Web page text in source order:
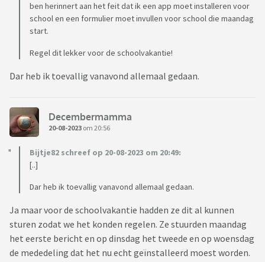
ben herinnert aan het feit dat ik een app moet installeren voor
school en een formulier moet invullen voor school die maandag
start.
Regel dit lekker voor de schoolvakantie!
Dar heb ik toevallig vanavond allemaal gedaan.
Decembermamma
20-08-2023 om 20:56
Bijtje82 schreef op 20-08-2023 om 20:49:
[..]
Dar heb ik toevallig vanavond allemaal gedaan.
Ja maar voor de schoolvakantie hadden ze dit al kunnen
sturen zodat we het konden regelen. Ze stuurden maandag
het eerste bericht en op dinsdag het tweede en op woensdag
de mededeling dat het nu echt geïnstalleerd moest worden.